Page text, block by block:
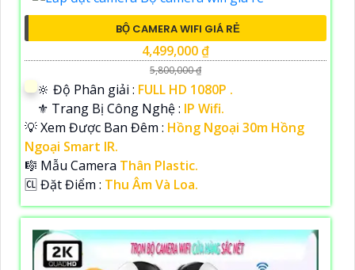
BỘ CAMERA WIFI GIÁ RẺ
4,499,000 ₫
5,800,000 ₫
🔆 Độ Phân giải : FULL HD 1080P .
⚜️ Trang Bị Công Nghệ : IP Wifi.
💡 Xem Được Ban Đêm : Hồng Ngoại 30m Hồng
Ngoại Smart IR.
🎼️ Mẫu Camera Thân Plastic.
️🆑 Đặt Điểm : Thu Âm Và Loa.